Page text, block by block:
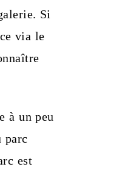
Si
via le
à un peu
parc
est